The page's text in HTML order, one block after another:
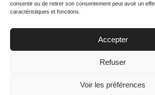
consentir ou de retirer son consentement peut avoir un
caractéristiques et fonctions.
Accepter
Refuser
Voir les préférences
Voyages
Tourisme Dans Le Monde